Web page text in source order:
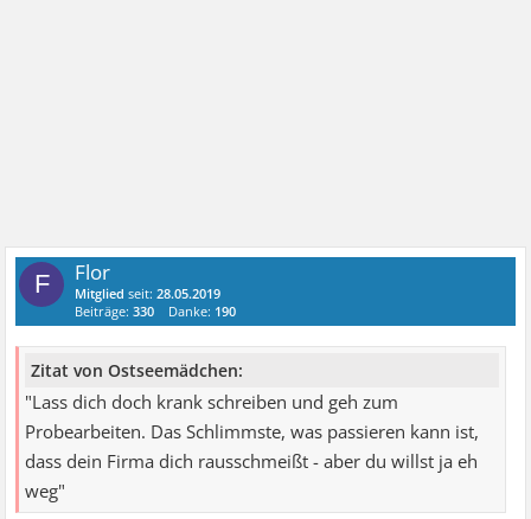
F Flor
Mitglied seit:28.05.2019
Beiträge:330 Danke: 190
Zitat von Ostseemädchen:
"Lass dich doch krank schreiben und geh zum
Probearbeiten. Das Schlimmste, was passieren kann ist,
dass dein Firma dich rausschmeißt - aber du willst ja eh
weg"